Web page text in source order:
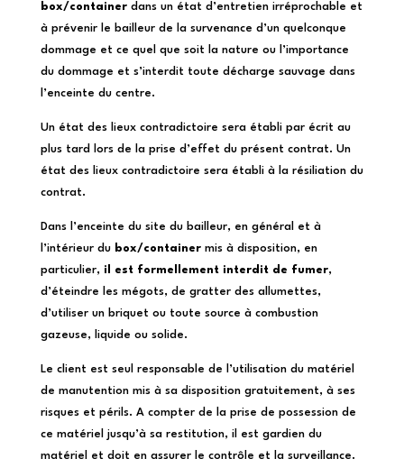
box/containerdans un état d’entretien irréprochable et
à prévenir le bailleur de la survenance d’un quelconque
dommage et ce quel que soit la nature ou l’importance
du dommage et s’interdit toute décharge sauvage dans
l’enceinte du centre.
Un état des lieux contradictoire sera établi par écrit au
plus tard lors de la prise d’effet du présent contrat. Un
état des lieux contradictoire sera établi à la résiliation du
contrat.
Dans l’enceinte du site du bailleur, en général et à
l’intérieur du box/containermis à disposition, en
particulier, il est formellement interdit de fumer,
d’éteindre les mégots, de gratter des allumettes,
d’utiliser un briquet ou toute source à combustion
gazeuse, liquide ou solide.
Le client est seul responsable de l’utilisation du matériel
de manutention mis à sa disposition gratuitement, à ses
risques et périls. A compter de la prise de possession de
ce matériel jusqu’à sa restitution, il est gardien du
matériel et doit en assurer le contrôle et la surveillance.